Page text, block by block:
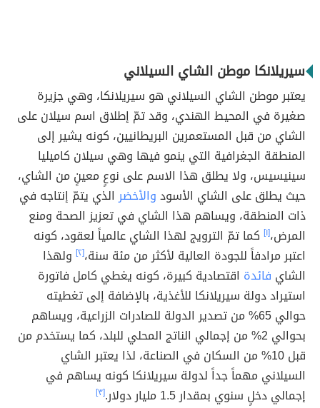
سيريلانكا موطن الشاي السيلاني
يعتبر موطن الشاي السيلاني هو سيريلانكا، وهي جزيرة
صغيرة في المحيط الهندي، وقد تمّ إطلاق اسم سيلان على
الشاي من قبل المستعمرين البريطانيين، كونه يشير إلى
المنطقة الجغرافية التي ينمو فيها وهي سيلان كاميليا
سينيسيس، ولا يطلق هذا الاسم على نوعٍ معينٍ من الشاي،
حيث يطلق على الشاي الأسودوالأخضرالذي يتمّ إنتاجه في
ذات المنطقة، ويساهم هذا الشاي في تعزيز الصحة ومنع
المرض،[١] كما تمّ الترويج لهذا الشاي عالمياً لعقود، كونه
اعتبر مرادفاً للجودة العالية لأكثر من مئة سنة،[٢]
ولهذا
الشاي فائدة اقتصادية كبيرة، كونه يغطي كامل فاتورة
استيراد دولة سيريلانكا للأغذية، بالإضافة إلى تغطيته
حوالي 65% من تصدير الدولة للصادرات الزراعية، ويساهم
بحوالي 2% من إجمالي الناتج المحلي للبلد، كما يستخدم من
قبل 10% من السكان في الصناعة، لذا يعتبر الشاي
السيلاني مهماً جداً لدولة سيريلانكا كونه يساهم في
إجمالي دخلٍ سنوي بمقدار 1.5 مليار دولار.
[٣]